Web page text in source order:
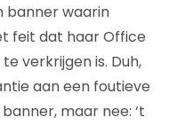
banner waarin
feit dat haar Office
verkrijgen is. Duh,
aan een foutieve
maar nee: ‘t